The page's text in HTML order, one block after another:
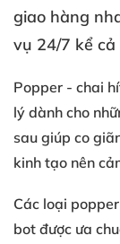
giao hàng
vụ 24/7 kể
Popper - chai
lý dành cho
sau giúp co
kinh tạo nên
Các loại
bot được ưa